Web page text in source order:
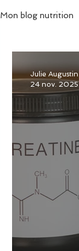
Mon blog nutrition
Julie Augustin
24 nov. 2025